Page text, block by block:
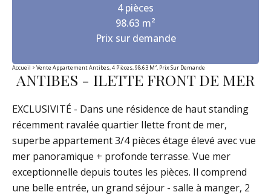
4 pièces
98.63 m²
Prix sur demande
Accueil Vente Appartement Antibes, 4 Pièces, 98.63 M², Prix Sur Demande
ANTIBES - ILETTE FRONT DE MER
EXCLUSIVITÉ - Dans une résidence de haut standing
récemment ravalée quartier Ilette front de mer,
superbe appartement 3/4 pièces étage élevé avec vue
mer panoramique + profonde terrasse. Vue mer
exceptionnelle depuis toutes les pièces. Il comprend
une belle entrée, un grand séjour - salle à manger, 2